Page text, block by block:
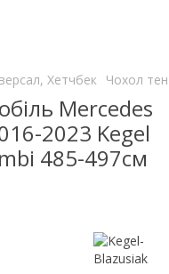
Хетчбек Чохол
Mercedes
2023 Kegel
485-497см